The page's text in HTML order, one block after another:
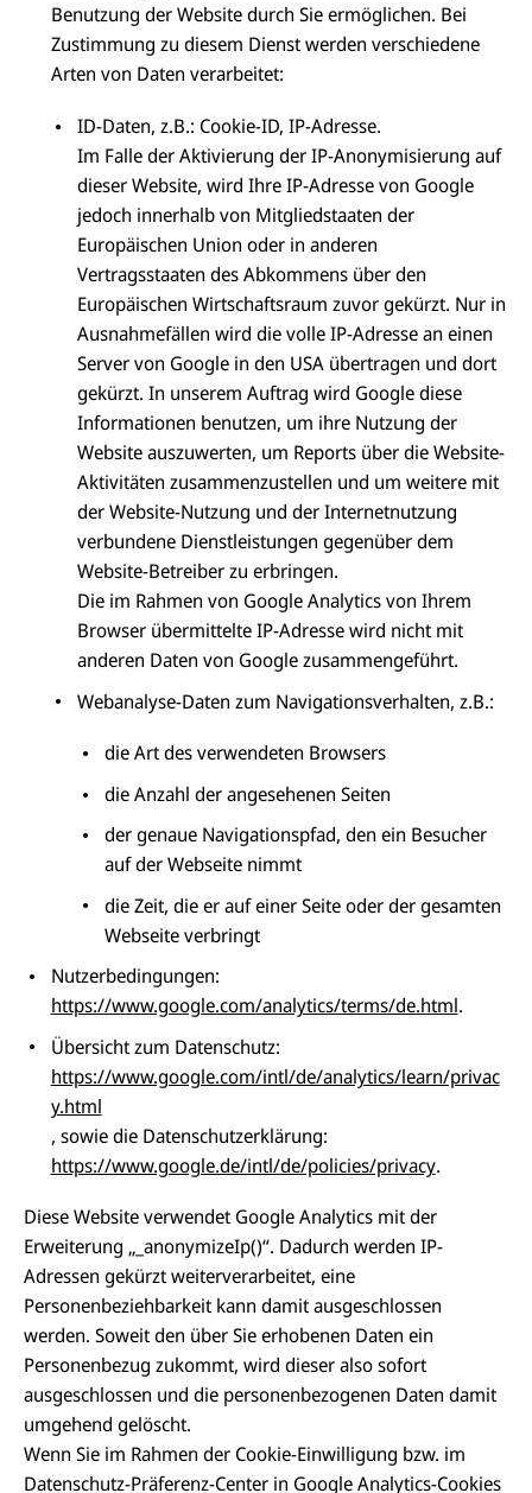
Benutzung der Website durch Sie ermöglichen. Bei
Zustimmung zu diesem Dienst werden verschiedene
Arten von Daten verarbeitet:
ID-Daten, z.B.: Cookie-ID, IP-Adresse.
Im Falle der Aktivierung der IP-Anonymisierung auf
dieser Website, wird Ihre IP-Adresse von Google
jedoch innerhalb von Mitgliedstaaten der
Europäischen Union oder in anderen
Vertragsstaaten des Abkommens über den
Europäischen Wirtschaftsraum zuvor gekürzt. Nur in
Ausnahmefällen wird die volle IP-Adresse an einen
Server von Google in den USA übertragen und dort
gekürzt. In unserem Auftrag wird Google diese
Informationen benutzen, um ihre Nutzung der
Website auszuwerten, um Reports über die Website-
Aktivitäten zusammenzustellen und um weitere mit
der Website-Nutzung und der Internetnutzung
verbundene Dienstleistungen gegenüber dem
Website-Betreiber zu erbringen.
Die im Rahmen von Google Analytics von Ihrem
Browser übermittelte IP-Adresse wird nicht mit
anderen Daten von Google zusammengeführt.
Webanalyse-Daten zum Navigationsverhalten, z.B.:
die Art des verwendeten Browsers
die Anzahl der angesehenen Seiten
der genaue Navigationspfad, den ein Besucher
auf der Webseite nimmt
die Zeit, die er auf einer Seite oder der gesamten
Webseite verbringt
Nutzerbedingungen:
https://www.google.com/analytics/terms/de.html.
Übersicht zum Datenschutz:
https://www.google.com/intl/de/analytics/learn/privac
y.html
, sowie die Datenschutzerklärung:
https://www.google.de/intl/de/policies/privacy.
Diese Website verwendet Google Analytics mit der
Erweiterung „ _anonymizeIp()“. Dadurch werden IP-
Adressen gekürzt weiterverarbeitet, eine
Personenbeziehbarkeit kann damit ausgeschlossen
werden. Soweit den über Sie erhobenen Daten ein
Personenbezug zukommt, wird dieser also sofort
ausgeschlossen und die personenbezogenen Daten damit
umgehend gelöscht.
Wenn Sie im Rahmen der Cookie-Einwilligung bzw. im
Datenschutz-Präferenz-Center in Google Analytics-Cookies